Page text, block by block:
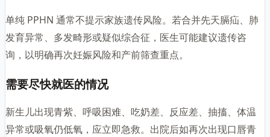
单纯 PPHN 通常不提示家族遗传风险。若合并先天膈疝、肺
发育异常、多发畸形或疑似综合征，医生可能建议遗传咨
询，以明确再次妊娠风险和产前筛查重点。
需要尽快就医的情况
新生儿出现青紫、呼吸困难、吃奶差、反应差、抽搐、体温
异常或吸氧仍低氧，应立即急救。出院后如再次出现口唇青